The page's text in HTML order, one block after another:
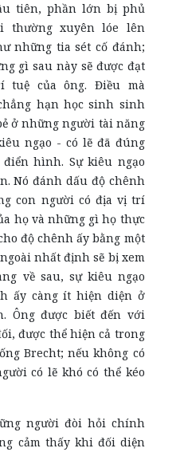
tiên, phần lớn bị phủ
thường xuyên lóe lên
những tia sét cố đánh;
gì sau này sẽ được đạt
tuệ của ông. Điều mà
hạn học sinh sinh
ở những người tài năng
ngạo - có lẽ đã đúng
hình. Sự kiêu ngạo
Nó đánh dấu độ chênh
con người có địa vị trí
họ và những gì họ thực
độ chênh ấy bằng một
nhất định sẽ bị xem
về sau, sự kiêu ngạo
ấy càng ít hiện diện ở
Ông được biết đến với
được thể hiện cả trong
Brecht; nếu không có
có lẽ khó có thể kéo
người đòi hỏi chính
cảm thấy khi đối diện